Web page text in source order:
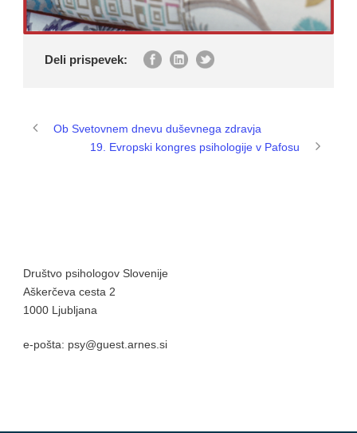
Deli prispevek:
Ob Svetovnem dnevu duševnega zdravja
19. Evropski kongres psihologije v Pafosu
Društvo psihologov Slovenije
Aškerčeva cesta 2
1000 Ljubljana
e-pošta: psy@guest.arnes.si